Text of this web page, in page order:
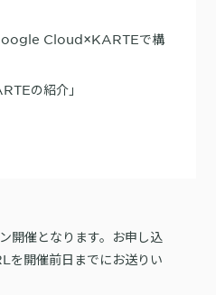
Cloud×KARTEで構
の紹介」
開催となります。お申し込
を開催前日までにお送りい